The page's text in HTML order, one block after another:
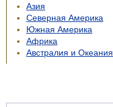
Азия
Северная Америка
Южная Америка
Африка
Австралия и Океания